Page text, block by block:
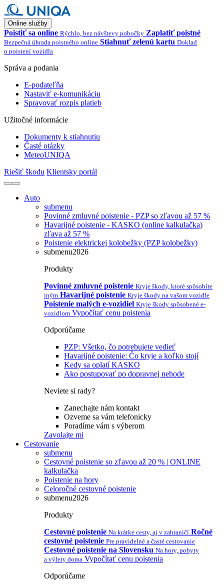
Online služby
Poistiť sa online Rýchlo, bez návštevy pobočky Zaplatiť poistné
Bezpečná úhrada poistného online Stiahnuť zelenú kartu Doklad
o poistení vozidla
Správa a podania
E-podateľňa
Nastaviť e-komunikáciu
Spravovať rozpis platieb
Užitočné informácie
Dokumenty k stiahnutiu
Časté otázky
MeteoUNIQA
Riešiť škodu Klientsky portál
Auto
submenu
Povinné zmluvné poistenie - PZP so zľavou až 57 %
Havarijné poistenie - KASKO (online kalkulačka)
zľava až 57 %
Poistenie elektrickej kolobežky (PZP kolobežky)
submenu2026
Produkty
Povinné zmluvné poistenie Kryje škody, ktoré spôsobíte
iným Havarijné poistenie Kryje škody na vašom vozidle
Poistenie malých e-vozidiel Kryje škody spôsobené e-
vozidlom Vypočítať cenu poistenia
Odporúčame
PZP: Všetko, čo potrebujete vedieť
Havarijné poistenie: Čo kryje a koľko stojí
Kedy sa oplatí KASKO
Ako postupovať po dopravnej nehode
Neviete si rady?
Zanechajte nám kontakt
Ozveme sa vám telefonicky
Poradíme vám s výberom
Zavolajte mi
Cestovanie
submenu
Cestovné poistenie so zľavou až 20 % | ONLINE
kalkulačka
Poistenie na hory
Celoročné cestovné poistenie
submenu2026
Produkty
Cestovné poistenie Na krátke cesty, aj v zahraničí Ročné
cestovné poistenie Pre pravidelné a časté cestovanie
Cestovné poistenie na Slovensku Na hory, pobyty
a výlety doma Vypočítať cenu poistenia
Odporúčame